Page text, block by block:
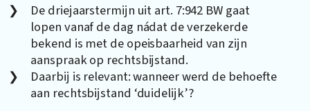
De driejaarstermijn uit art. 7:942 BW gaat
lopen vanaf de dag nádat de verzekerde
bekend is met de opeisbaarheid van zijn
aanspraak op rechtsbijstand.
Daarbij is relevant: wanneer werd de behoefte
aan rechtsbijstand ‘duidelijk’?